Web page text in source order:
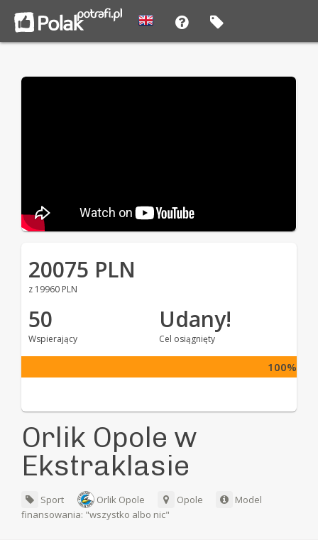
20075 PLN
z 19960 PLN
50
Wspierający
Udany!
Cel osiągnięty
100%
Orlik Opole w
Ekstraklasie
Sport Orlik Opole Opole
Model
finansowania: "wszystko albo nic"